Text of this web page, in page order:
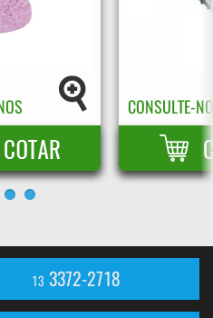
CONSULTE-
13 3372-2718